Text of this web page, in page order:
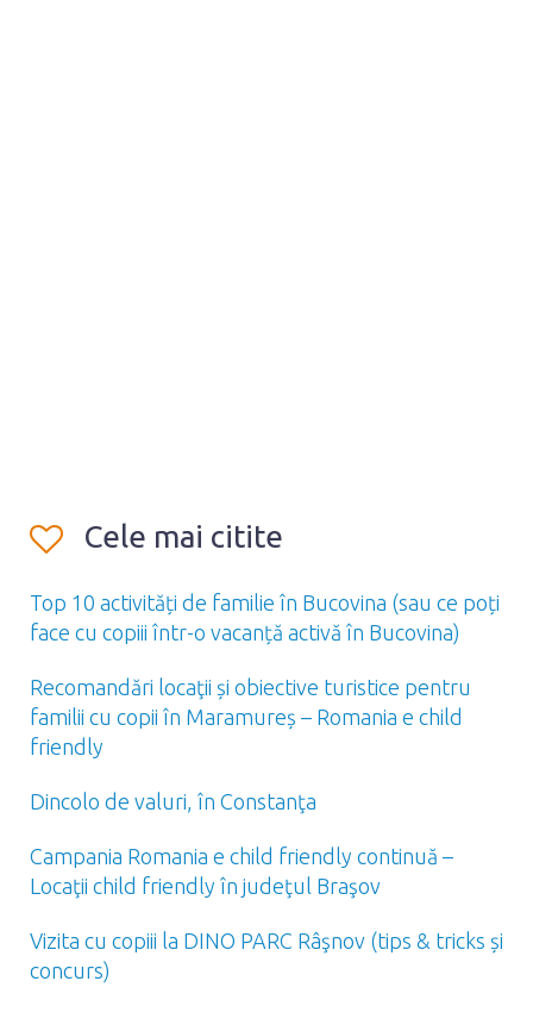
Cele mai citite
Top 10 activități de familie în Bucovina (sau ce poți
face cu copiii într-o vacanță activă în Bucovina)
Recomandări locaţii și obiective turistice pentru
familii cu copii în Maramureș – Romania e child
friendly
Dincolo de valuri, în Constanţa
Campania Romania e child friendly continuă –
Locaţii child friendly în judeţul Braşov
Vizita cu copiii la DINO PARC Râşnov (tips & tricks și
concurs)